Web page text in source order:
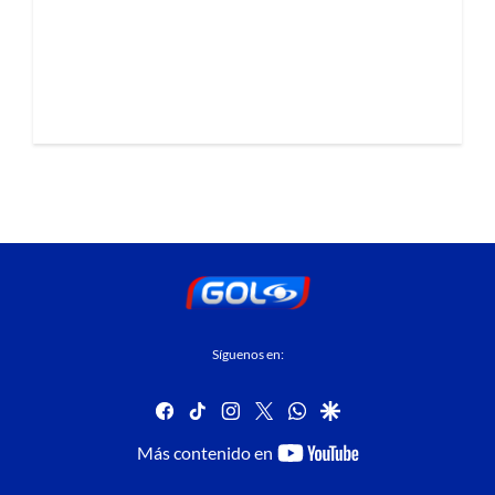
Síguenos en:
facebook
tiktok instagram
twitterwhatsapp
google
Más contenido en
youtube-